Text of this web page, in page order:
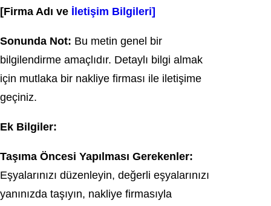
[Firma Adı ve İletişim Bilgileri]
Sonunda Not: Bu metin genel bir
bilgilendirme amaçlıdır. Detaylı bilgi almak
için mutlaka bir nakliye firması ile iletişime
geçiniz.
Ek Bilgiler:
Taşıma Öncesi Yapılması Gerekenler:
Eşyalarınızı düzenleyin, değerli eşyalarınızı
yanınızda taşıyın, nakliye firmasıyla